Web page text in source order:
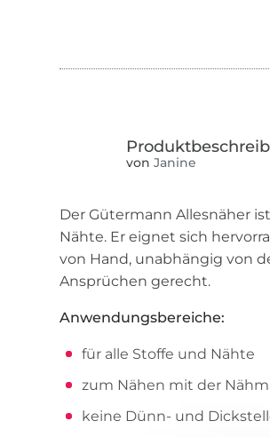
von Janine
Der Gütermann Allesnäher
Nähte. Er eignet sich
von Hand, unabhängig von
Ansprüchen gerecht.
Anwendungsbereiche:
für alle Stoffe und Nähte
zum Nähen mit der
keine Dünn- und